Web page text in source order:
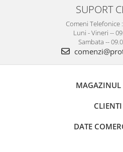
SUPORT
Comeni Telefonice
Luni - Vineri --
Sambata --
MAGAZINUL
CLIENTI
DATE